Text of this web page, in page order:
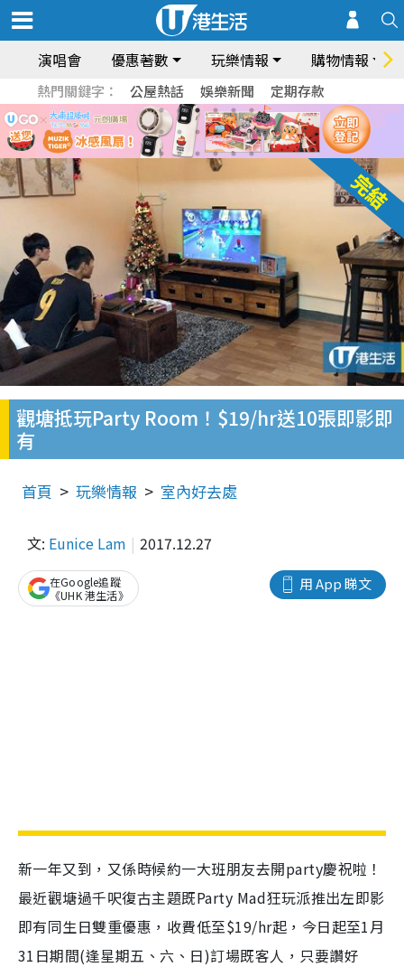
演唱會 優惠著數 玩樂情報 購物情報
熱門關鍵字： 公屋熱話 娛樂新聞 定期存款
觀塘抵玩Party Room！$19/hr送10張即影即
有
首頁 玩樂情報 室內好去處
文: Eunice Lam 2017.12.27
用 App 睇文
在Google追蹤
《UHK 港生活》
新一年又到，又係時候約一大班朋友去開party慶祝啦！
最近觀塘過千呎復古主題既Party Mad狂玩派推出左即影
即有同生日雙重優惠，收費低至$19/hr起，今日起至1月
31日期間(逢星期五、六、日)訂場既客人，只要讚好